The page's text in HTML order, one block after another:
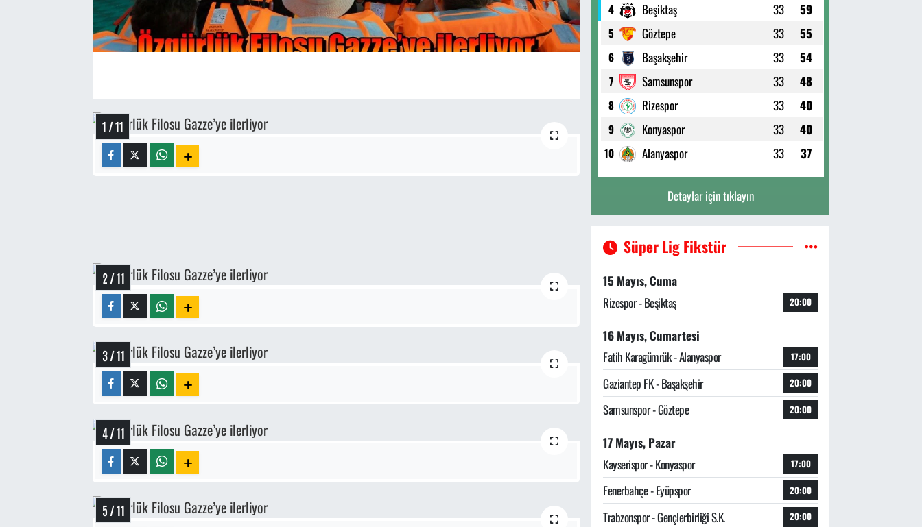
1 / 11
2 / 11
3 / 11
4 / 11
5 / 11
4 Beşiktaş 33 59
5 Göztepe 33 55
6 Başakşehir 33 54
7 Samsunspor 33 48
8 Rizespor 33 40
9 Konyaspor 33 40
10 Alanyaspor 33 37
Detaylar için tıklayın
Süper Lig Fikstür
15 Mayıs, Cuma
Rizespor - Beşiktaş
20:00
16 Mayıs, Cumartesi
Fatih Karagümrük - Alanyaspor
17:00
Gaziantep FK - Başakşehir 20:00
Samsunspor - Göztepe 20:00
17 Mayıs, Pazar
Kayserispor - Konyaspor
17:00
Fenerbahçe - Eyüpspor 20:00
Trabzonspor - Gençlerbirliği S.K. 20:00